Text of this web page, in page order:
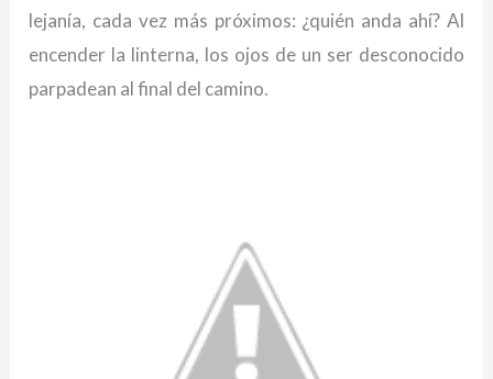
lejanía, cada vez más próximos: ¿quién anda ahí? Al
encender la linterna, los ojos de un ser desconocido
parpadean al final del camino.